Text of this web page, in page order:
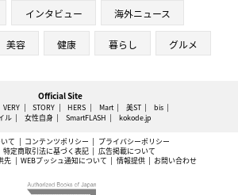
インタビュー 海外ニュース
美容 健康 暮らし グルメ
Official Site
VERY STORY HERS Mart 美ST
bis
ル
女性自身 SmartFLASH kokode.jp
て コンテンツポリシー
プライバシーポリシー
特定商取引法に基づく表記
広告掲載について
先 WEBプッシュ通知について 情報提供 お問い合わせ